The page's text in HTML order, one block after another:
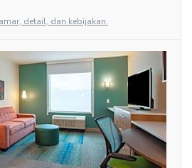
detail, dan kebijakan.